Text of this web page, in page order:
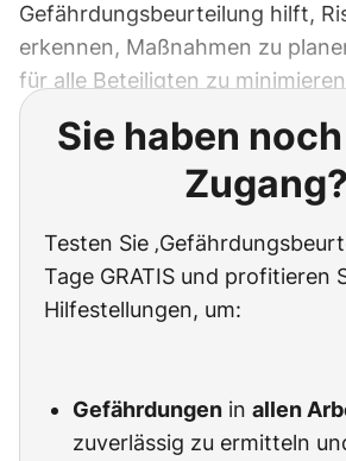
Gefährdungsbeurteilung hilft,
erkennen, Maßnahmen zu
für alle Beteiligten zu
Sie haben
Zugang?
Testen Sie
Tage GRATIS und profitieren
Hilfestellungen, um:
Gefährdungen in allen
zuverlässig zu ermitteln